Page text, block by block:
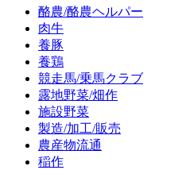
酪農/酪農ヘルパー
肉牛
養豚
養鶏
競走馬/乗馬クラブ
露地野菜/畑作
施設野菜
製造/加工/販売
農産物流通
稲作